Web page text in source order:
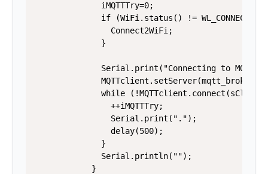
              iMQTTTry=0;
if (WiFi.status() !=
                Connect2WiFi;
              }
Serial.print("Connecting to MQTT
MQTTclient.setServer(mqtt_broker,
while
                ++iMQTTTry;
                Serial.print(".");
                delay(500);
              }
              Serial.println("");
            }